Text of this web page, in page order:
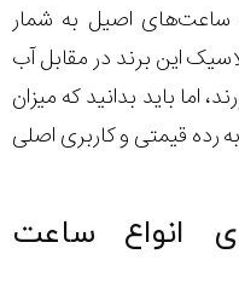
ساعت‌های اصیل به شمار
این برند در مقابل آب
اما باید بدانید که میزان
رده قیمتی و کاربری اصلی
انواع ساعت